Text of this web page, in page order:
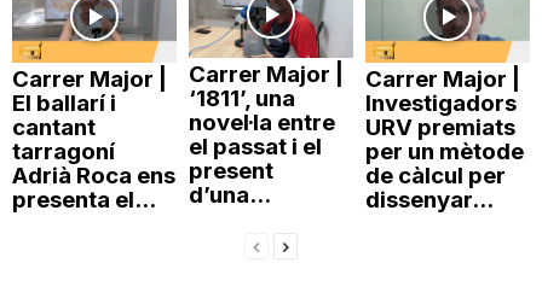
Carrer Major |
El ballarí i
cantant
tarragoní
Adrià Roca ens
presenta el...
Carrer Major |
‘1811’, una
novel·la entre
el passat i el
present
d’una...
Carrer Major |
Investigadors
URV premiats
per un mètode
de càlcul per
dissenyar...